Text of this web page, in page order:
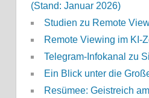
(Stand: Januar 2026)
Studien zu Remote
Remote Viewing im KI-
Telegram-Infokanal zu
Ein Blick unter die
Resümee: Geistreich